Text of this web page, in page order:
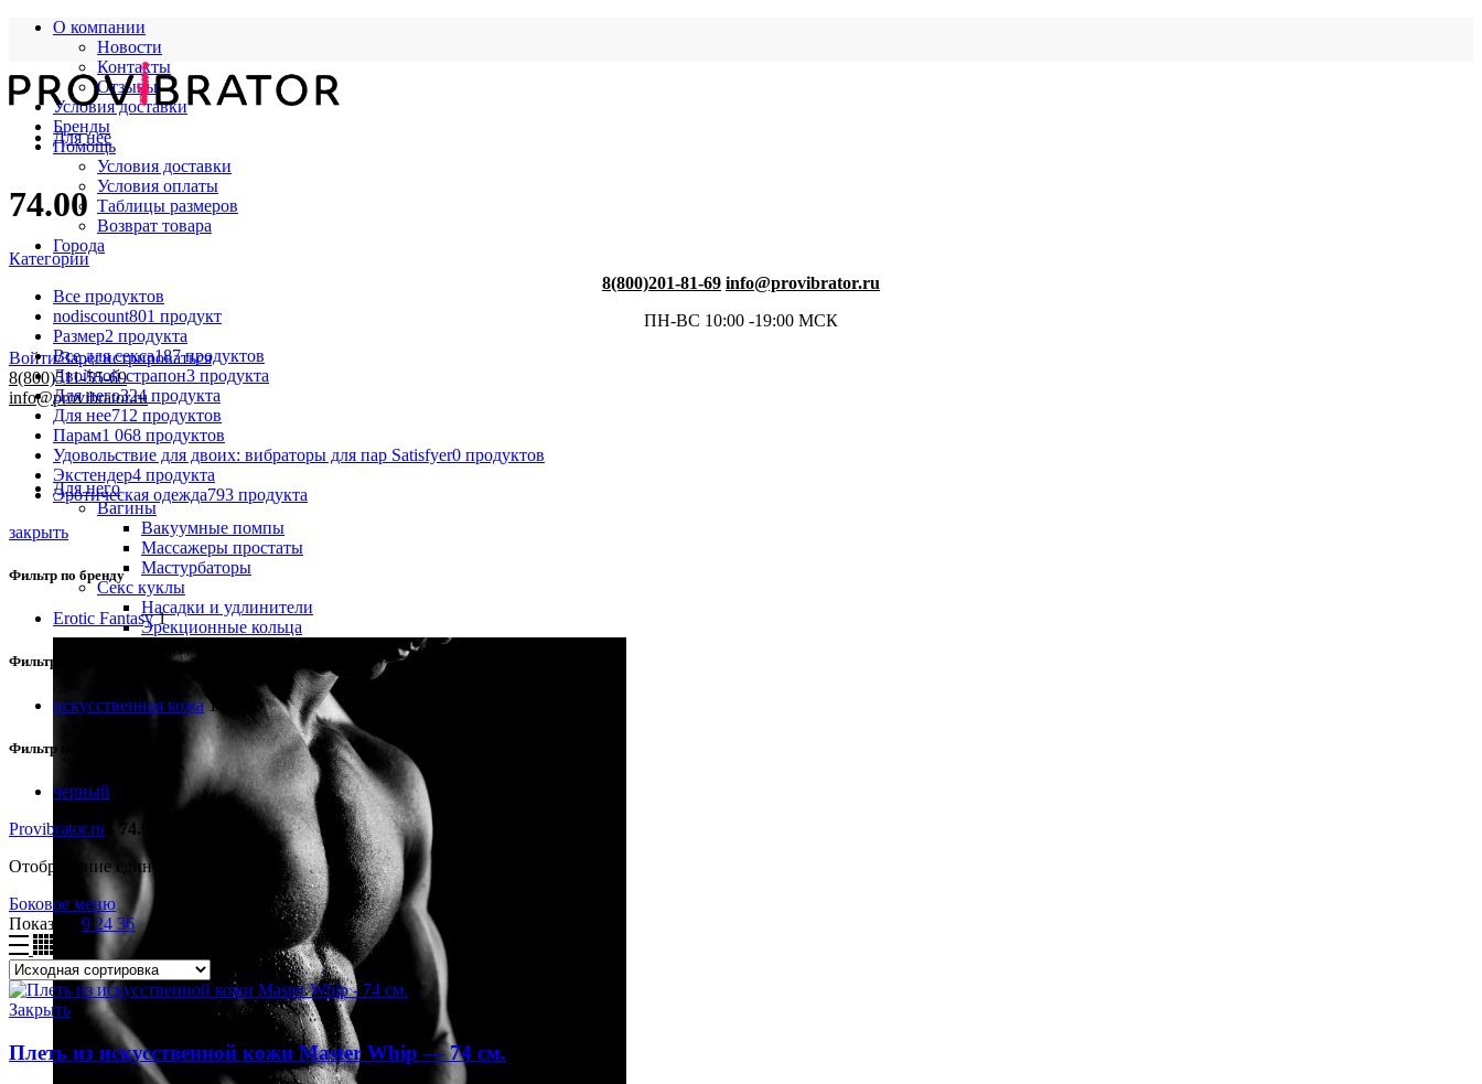
О компании
Новости
Контакты
Отзывы
Условия доставки
Бренды
Помощь
Условия доставки
Условия оплаты
Таблицы размеров
Возврат товара
Города
8(800)201-81-69 info@provibrator.ru
ПН-ВС 10:00 -19:00 МСК
Войти/Зарегистрироваться
8(800)511-55-69
info@provibrator.ru
Для нее
Для него
Вагины
Вакуумные помпы
Массажеры простаты
Мастурбаторы
Секс куклы
Насадки и удлинители
Эрекционные кольца
74.00
Категории
Все продуктов
nodiscount801 продукт
Размер2 продукта
Все для секса187 продуктов
Двойной страпон3 продукта
Для него324 продукта
Для нее712 продуктов
Парам1 068 продуктов
Удовольствие для двоих: вибраторы для пар Satisfyer0 продуктов
Экстендер4 продукта
Эротическая одежда793 продукта
закрыть
Фильтр по бренду
Erotic Fantasy 1
Фильтр по материалу
искусственная кожа 1
Фильтр по цвету
черный
Provibrator.ru
74.00
Отображение единственного товара
Боковое меню
Показать 9 24 36
Закрыть
Плеть из искусственной кожи Master Whip — 74 см.